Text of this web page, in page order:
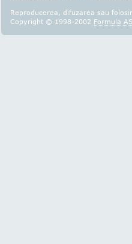
Reproducerea, difuzarea sau
Copyright © 1998-2002 Formula AS